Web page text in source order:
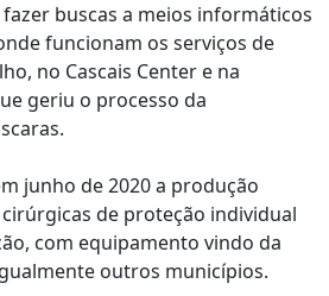
fazer buscas a meios informáticos
funcionam os serviços de
no Cascais Center e na
geriu o processo da
junho de 2020 a produção
de proteção individual
com equipamento vindo da
outros municípios.